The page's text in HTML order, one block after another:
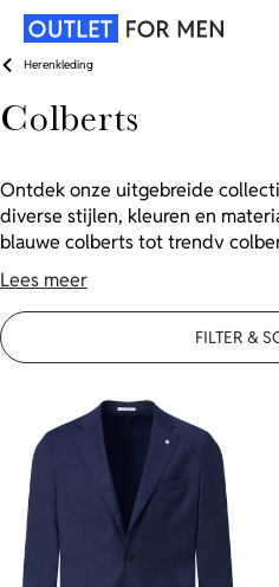
Herenkleding
Colberts
Ontdek onze uitgebreide
diverse stijlen, kleuren en
blauwe colberts tot trendy
ruitjespatroon. Vind jouw
korting in onze colbert outlet.
Lees meer
FILTER &